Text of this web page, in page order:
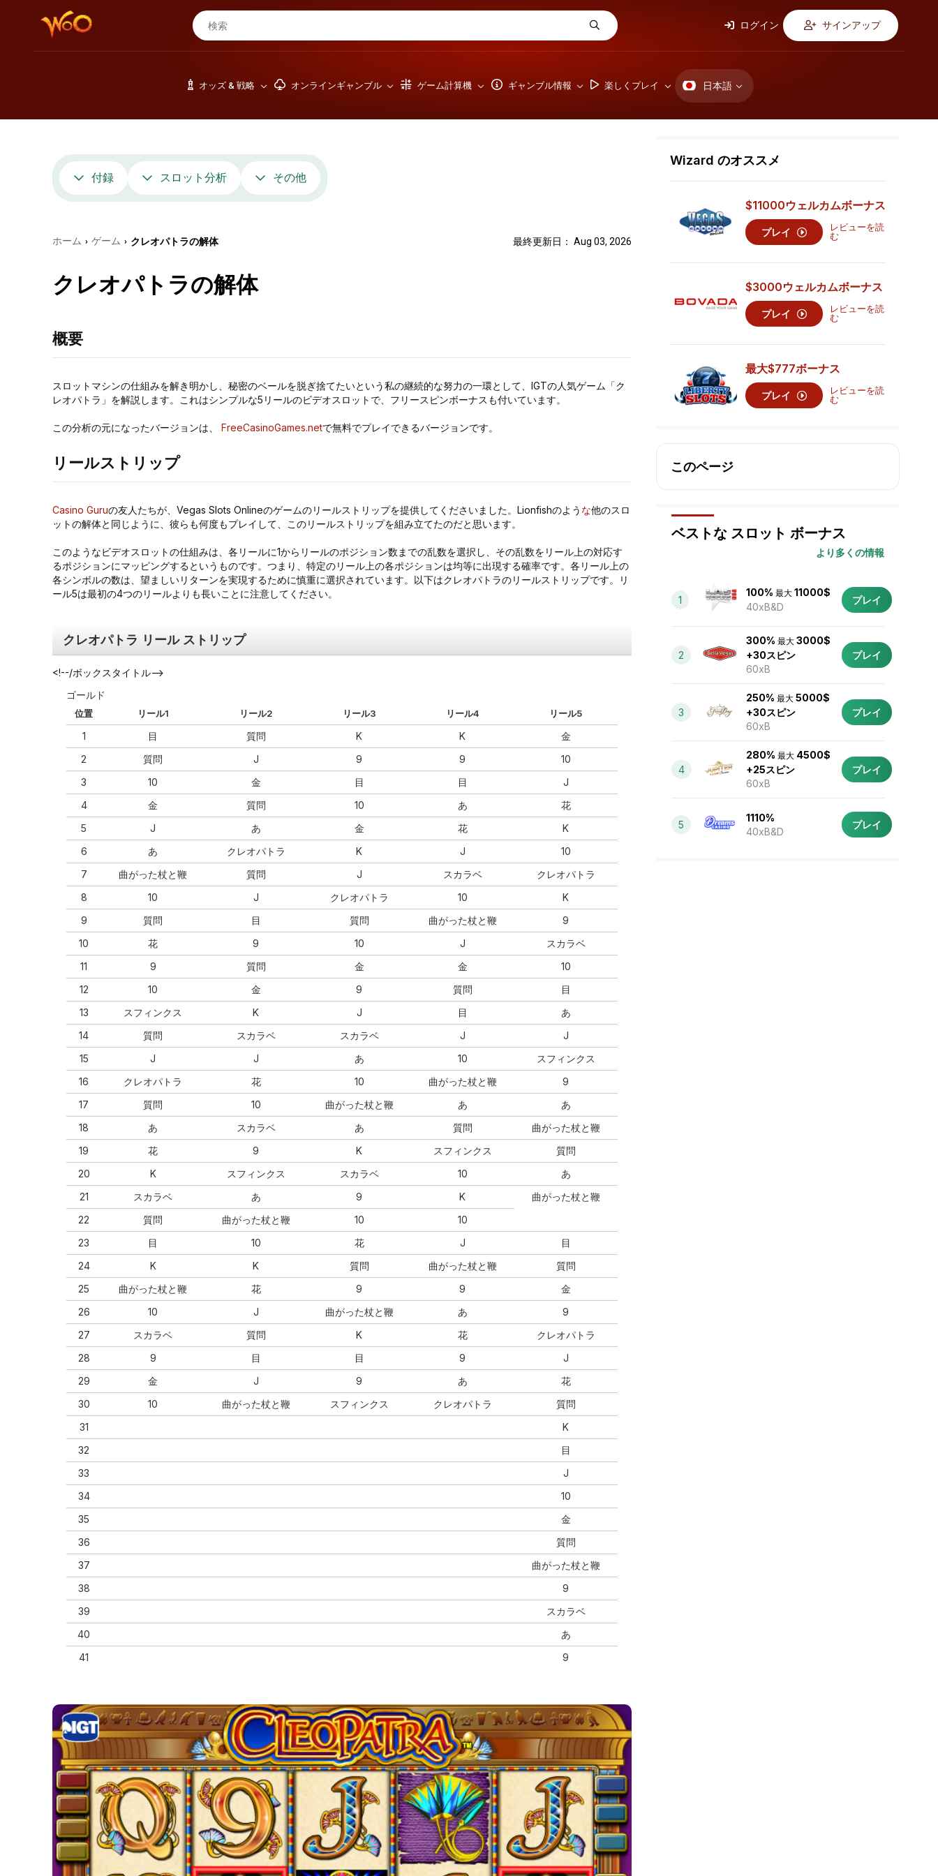
ログイン サインアップ
オッズ & 戦略 オンラインギャンブル ゲーム計算機 ギャンブル情報 楽しくプレイ 日本語
付録 スロット分析 その他
ホーム › ゲーム › クレオパトラの解体 最終更新日： Aug 03, 2026
クレオパトラの解体
概要
スロットマシンの仕組みを解き明かし、秘密のベールを脱ぎ捨てたいという私の継続的な努力の一環として、IGTの人気ゲーム「ク
レオパトラ」を解説します。これはシンプルな5リールのビデオスロットで、フリースピンボーナスも付いています。
この分析の元になったバージョンは、 FreeCasinoGames.netで無料でプレイできるバージョンです。
リールストリップ
Casino Guruの友人たちが、Vegas Slots Onlineのゲームのリールストリップを提供してくださいました。Lionfishのよう な他のスロ
ットの解体と同じように、彼らも何度もプレイして、このリールストリップを組み立てたのだと思います。
このようなビデオスロットの仕組みは、各リールに1からリールのポジション数までの乱数を選択し、その乱数をリール上の対応す
るポジションにマッピングするというものです。つまり、特定のリール上の各ポジションは均等に出現する確率です。各リール上の
各シンボルの数は、望ましいリターンを実現するために慎重に選択されています。以下はクレオパトラのリールストリップです。リ
ール5は最初の4つのリールよりも長いことに注意してください。
クレオパトラ リール ストリップ
<!--/ボックスタイトル-->
ゴールド
位置 リール1 リール2 リール3 リール4 リール5
1 目 質問 K K
金
2
質問 J 9 9
10
3
10 金 目 目
J
4
金 質問 10 あ
花
5
J あ 金 花
K
6
あ クレオパトラ K J
10
7
曲がった杖と鞭 質問 J スカラベ
クレオパトラ
8
10 J クレオパトラ 10
K
9
質問 目 質問 曲がった杖と鞭
9
10
花 9 10 J
スカラベ
11
9 質問 金 金
10
12
10 金 9 質問
目
13
スフィンクス K J 目
あ
14
質問 スカラベ スカラベ J
J
15
J J あ 10
スフィンクス
16
クレオパトラ 花 10 曲がった杖と鞭
9
17
質問 10 曲がった杖と鞭 あ
あ
18
あ スカラベ あ 質問
曲がった杖と鞭
19
花 9 K スフィンクス
質問
20
K スフィンクス スカラベ 10
あ
21
スカラベ あ 9 K
曲がった杖と鞭
22
質問 曲がった杖と鞭 10
10
23
目 10 花 J
目
24
K K 質問 曲がった杖と鞭
質問
25
曲がった杖と鞭 花 9 9
金
26
10 J 曲がった杖と鞭 あ
9
27
スカラベ 質問 K 花
クレオパトラ
28
9 目 目 9
J
29
金 J 9 あ
花
30
10 曲がった杖と鞭 スフィンクス クレオパトラ
質問
31
K
32
目
33
J
34
10
35
金
36
質問
37
曲がった杖と鞭
38
9
39
スカラベ
40
あ
41
9
Wizard のオススメ
$11000ウェルカムボーナス
プレイ
レビューを読
む
$3000ウェルカムボーナス
プレイ
レビューを読
む
最大$777ボーナス
プレイ
レビューを読
む
このページ
ベストな スロット ボーナス
より多くの情報
1
100% 最大 11000$
40xB&D
プレイ
2
300% 最大 3000$
+30スピン
60xB
プレイ
3
250% 最大 5000$
+30スピン
60xB
プレイ
4
280% 最大 4500$
+25スピン
60xB
プレイ
5
1110%
40xB&D
プレイ